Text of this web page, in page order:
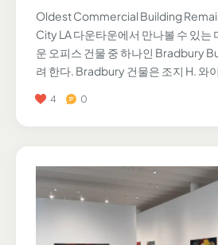
Oldest Commercial Building
City LA 다운타운에서 만나볼 수 있는
운 오피스 건물 중 하나인 Bradbury
려 한다. Bradbury 건물은 조지 H. 와
4 0